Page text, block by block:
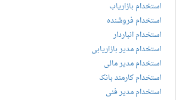
استخدام بازاریاب
استخدام فروشنده
استخدام انباردار
استخدام مدیر بازاریابی
استخدام مدیر مالی
استخدام کارمند بانک
استخدام مدیر فنی